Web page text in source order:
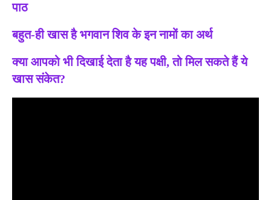
पाठ
बहुत-ही खास है भगवान शिव के इन नामों का अर्थ
क्या आपको भी दिखाई देता है यह पक्षी, तो मिल सकते हैं ये
खास संकेत?